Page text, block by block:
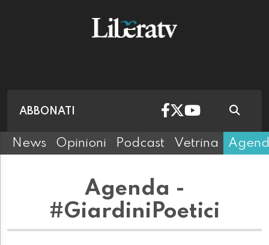
ABBONATI
News Opinioni Podcast Vetrina
Agenda -
#GiardiniPoetici